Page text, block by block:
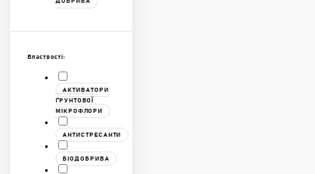
Властвості:
АКТИВАТОРИ
ҐРУНТОВОЇ
МІКРОФЛОРИ
АНТИСТРЕСАНТИ
БІОДОБРИВА